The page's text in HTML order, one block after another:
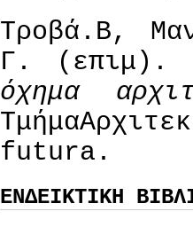
Τροβά.B,
Γ.
όχημα
futura.
ΕΝΔΕΙΚΤΙΚΗ